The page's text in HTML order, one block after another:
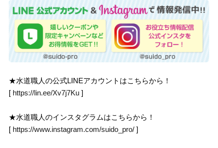
★水道職人の公式LINEアカウントはこちらから！
[ https://lin.ee/Xv7j7Ku ]
★水道職人のインスタグラムはこちらから！
[ https://www.instagram.com/suido_pro/ ]